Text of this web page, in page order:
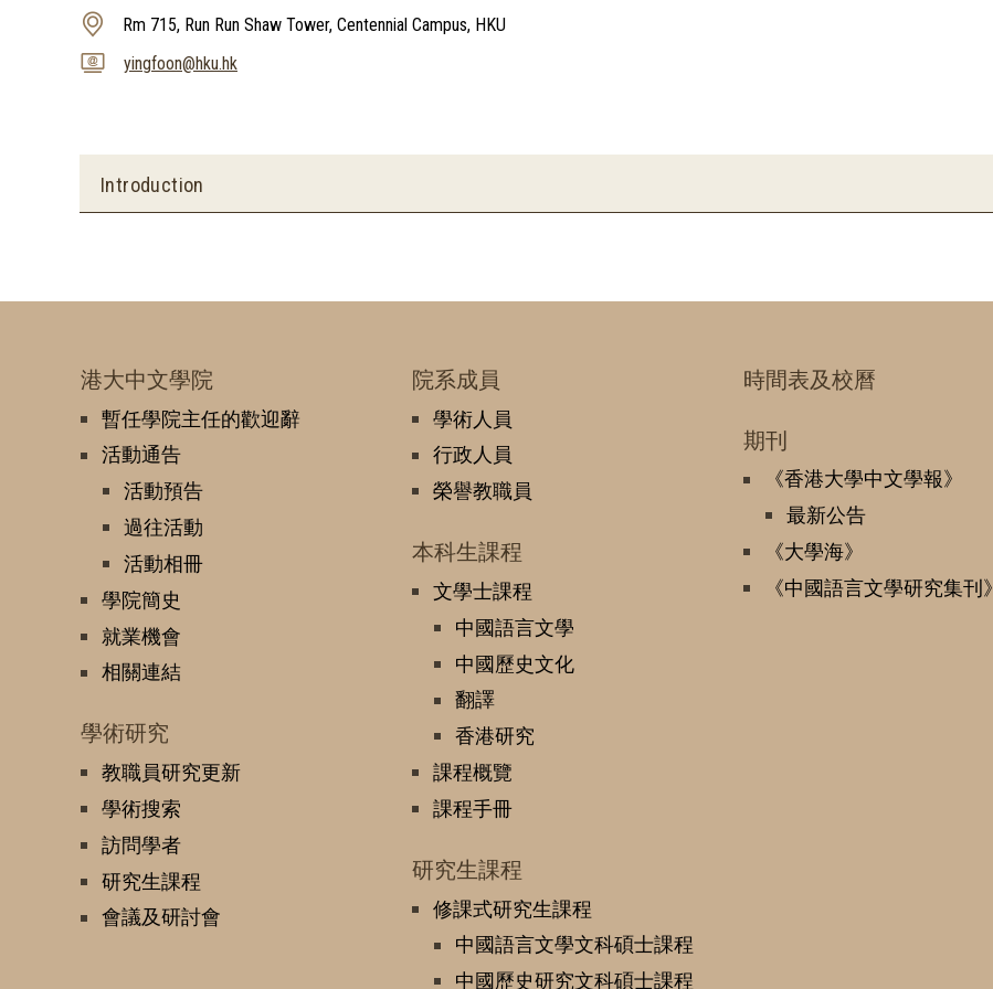
Rm 715, Run Run Shaw Tower, Centennial Campus, HKU
yingfoon@hku.hk
Introduction
港大中文學院
暫任學院主任的歡迎辭
活動通告
活動預告
過往活動
活動相冊
學院簡史
就業機會
相關連結
學術研究
教職員研究更新
學術搜索
訪問學者
研究生課程
會議及研討會
院系成員
學術人員
行政人員
榮譽教職員
本科生課程
文學士課程
中國語言文學
中國歷史文化
翻譯
香港研究
課程概覽
課程手冊
研究生課程
修課式研究生課程
中國語言文學文科碩士課程
中國歷史研究文科碩士課程
時間表及校曆
期刊
《香港大學中文學報》
最新公告
《大學海》
《中國語言文學研究集刊》